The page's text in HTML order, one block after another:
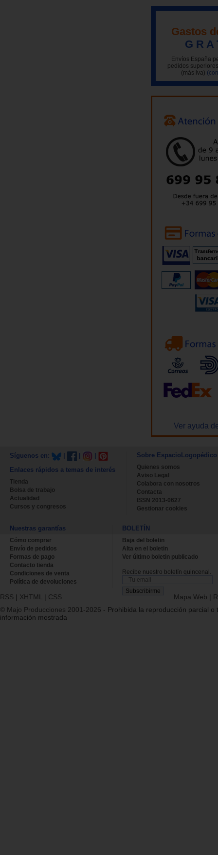
Gastos
G R A
Envíos España
pedidos
(más iva)
Ver ayuda
Síguenos en:
Enlaces rápidos a temas de interés
Tienda
Bolsa de trabajo
Actualidad
Cursos y congresos
Sobre EspacioLogopédico
Quienes somos
Aviso Legal
Colabora con nosotros
Contacta
ISSN 2013-0627
Gestionar cookies
Nuestras garantías
Cómo comprar
Envío de pedidos
Formas de pago
Contacto tienda
Condiciones de venta
Política de devoluciones
BOLETÍN
Baja del boletin
Alta en el boletin
Ver último boletin publicado
Recibe nuestro boletín quincenal.
RSS | XHTML | CSS Mapa Web |
© Majo Producciones 2001-2026 - Prohibida la reproducción parcial o
información mostrada